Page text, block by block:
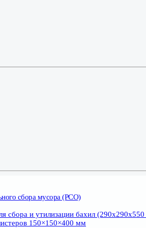
сбора мусора (РСО)
сбора и утилизации бахил
150×150×400 мм